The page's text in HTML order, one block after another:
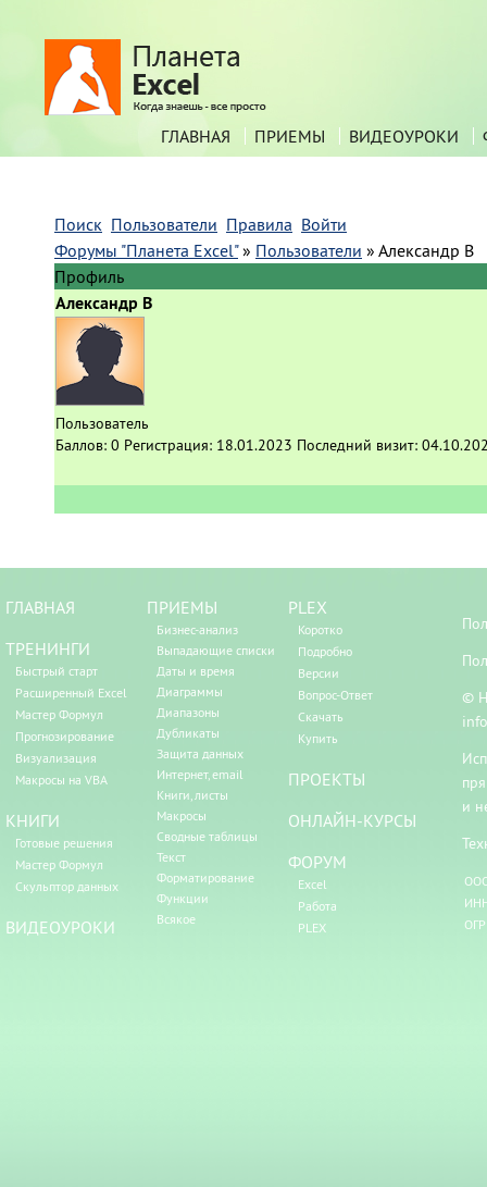
ГЛАВНАЯ ПРИЕМЫ ВИДЕОУРОКИ
Поиск Пользователи Правила Войти
Форумы "Планета Excel" » Пользователи » Александр В
Профиль
Александр В
Пользователь
Баллов: 0 Регистрация: 18.01.2023 Последний визит:
ГЛАВНАЯ
ТРЕНИНГИ
Быстрый старт
Расширенный Excel
Мастер Формул
Прогнозирование
Визуализация
Макросы на VBA
КНИГИ
Готовые решения
Мастер Формул
Скульптор данных
ВИДЕОУРОКИ
ПРИЕМЫ
Бизнес-анализ
Выпадающие списки
Даты и время
Диаграммы
Диапазоны
Дубликаты
Защита данных
Интернет, email
Книги, листы
Макросы
Сводные таблицы
Текст
Форматирование
Функции
Всякое
PLEX
Коротко
Подробно
Версии
Вопрос-Ответ
Скачать
Купить
ПРОЕКТЫ
ОНЛАЙН-КУРСЫ
ФОРУМ
Excel
Работа
PLEX
©
и